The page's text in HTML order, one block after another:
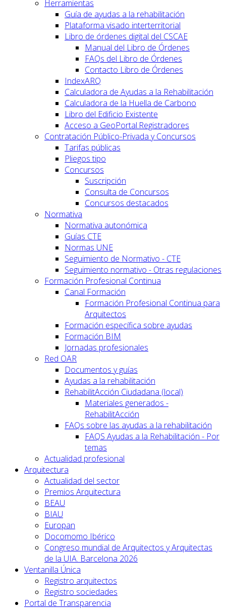
Herramientas
Guía de ayudas a la rehabilitación
Plataforma visado interterritorial
Libro de órdenes digital del CSCAE
Manual del Libro de Órdenes
FAQs del Libro de Órdenes
Contacto Libro de Órdenes
IndexARQ
Calculadora de Ayudas a la Rehabilitación
Calculadora de la Huella de Carbono
Libro del Edificio Existente
Acceso a GeoPortal.Registradores
Contratación Público-Privada y Concursos
Tarifas públicas
Pliegos tipo
Concursos
Suscripción
Consulta de Concursos
Concursos destacados
Normativa
Normativa autonómica
Guías CTE
Normas UNE
Seguimiento de Normativo - CTE
Seguimiento normativo - Otras regulaciones
Formación Profesional Continua
Canal Formación
Formación Profesional Continua para
Arquitectos
Formación específica sobre ayudas
Formación BIM
Jornadas profesionales
Red OAR
Documentos y guías
Ayudas a la rehabilitación
RehabilitAcción Ciudadana (local)
Materiales generados -
RehabilitAcción
FAQs sobre las ayudas a la rehabilitación
FAQS Ayudas a la Rehabilitación - Por
temas
Actualidad profesional
Arquitectura
Actualidad del sector
Premios Arquitectura
BEAU
BIAU
Europan
Docomomo Ibérico
Congreso mundial de Arquitectos y Arquitectas
de la UIA. Barcelona 2026
Ventanilla Única
Registro arquitectos
Registro sociedades
Portal de Transparencia